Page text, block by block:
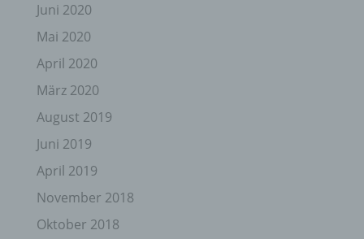
Juni 2020
Mai 2020
April 2020
März 2020
August 2019
Juni 2019
April 2019
November 2018
Oktober 2018